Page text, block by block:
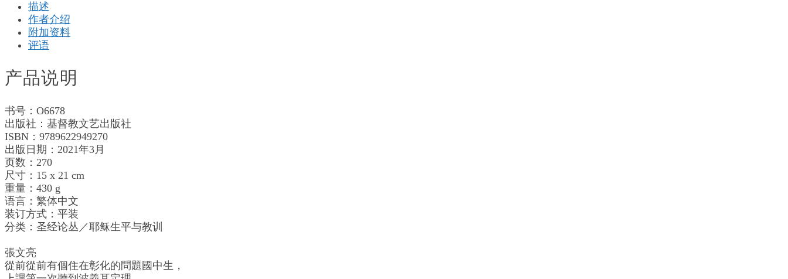
复
合
种
子
数
量
描述
作者介绍
附加资料
评语
产品说明
书号：O6678
出版社：基督教文艺出版社
ISBN：9789622949270
出版日期：2021年3月
页数：270
尺寸：15 x 21 cm
重量：430 g
语言：繁体中文
装订方式：平装
分类：圣经论丛／耶稣生平与教训
張文亮
從前從前有個住在彰化的問題國中生，